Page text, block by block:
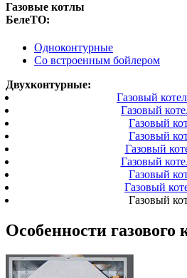
Газовые котлы
БелеТО:
Одноконтурные
Со встроенным бойлером
Двухконтурные:
Газовый
Газовый
Газовый
Газовый
Газовый
Газовый
Газовый
Газовый
Газовый
Особенности